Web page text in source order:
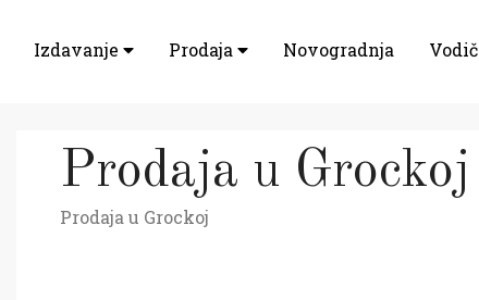
Izdavanje Prodaja Novogradnja Vodič
Prodaja u Grockoj
Prodaja u Grockoj